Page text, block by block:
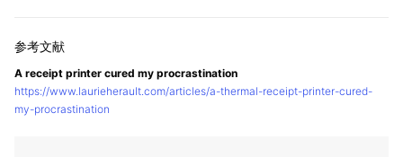
A receipt printer cured my procrastination
https://www.laurieherault.com/articles/a-thermal-receipt-printer-cured-
my-procrastination